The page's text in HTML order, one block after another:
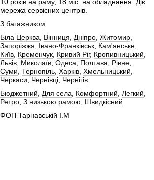
10 років на раму, 18 міс. на обладнання. Діє
мережа сервісних центрів.
З багажником
Біла Церква Вінниця Дніпро Житомир
Запоріжжя
Івано-Франківськ Кам'янське
Київ Кременчук Кривий Ріг, Кропивницький
Львів Миколаїв Одеса Полтава Рівне
Суми Тернопіль Харків Хмельницький
Черкаси
Чернівці Чернігів
Бюджетний Для села Комфортний Легкий
Ретро З низькою рамою
Швидкісний
ФОП Тарнавській І.М